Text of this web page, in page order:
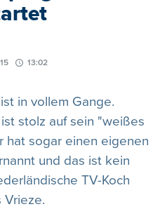
13:02
in vollem Gange.
stolz auf sein "weißes
hat sogar einen eigenen
und das ist kein
TV-Koch
Vrieze.